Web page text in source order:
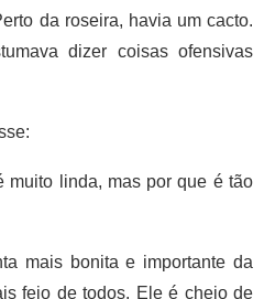
da roseira, havia um cacto.
dizer coisas ofensivas
linda, mas por que é tão
mais bonita e importante da
feio de todos. Ele é cheio de